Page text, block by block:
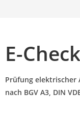
E-Check
Prüfung
nach BGV A3, DIN